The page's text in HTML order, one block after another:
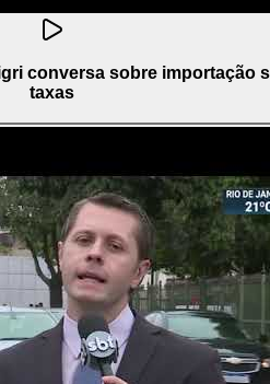
conversa sobre importação
taxas